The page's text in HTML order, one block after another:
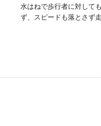
水はねで歩行者に対して
ず、スピードも落とさず